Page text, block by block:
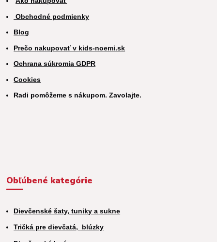
Obchodné podmienky
Blog
Prečo nakupovať v kids-noemi.sk
Ochrana súkromia GDPR
Cookies
Radi pomôžeme s nákupom. Zavolajte.
Obľúbené kategórie
Dievčenské šaty, tuniky a sukne
Tričká pre dievčatá, blúzky